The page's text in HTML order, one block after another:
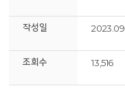
작성일
조회수 13,516